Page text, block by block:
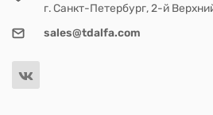
г. Санкт-Петербург, 2-й
sales@tdalfa.com